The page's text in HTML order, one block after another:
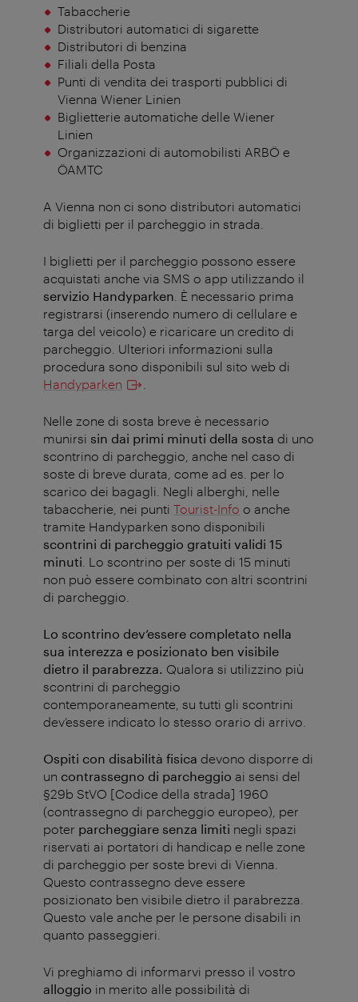
Tabaccherie
Distributori automatici di sigarette
Distributori di benzina
Filiali della Posta
Punti di vendita dei trasporti pubblici di
Vienna Wiener Linien
Biglietterie automatiche delle Wiener
Linien
Organizzazioni di automobilisti ARBÖ e
ÖAMTC
A Vienna non ci sono distributori automatici
di biglietti per il parcheggio in strada.
I biglietti per il parcheggio possono essere
acquistati anche via SMS o app utilizzando il
servizio Handyparken . È necessario prima
registrarsi (inserendo numero di cellulare e
targa del veicolo) e ricaricare un credito di
parcheggio. Ulteriori informazioni sulla
procedura sono disponibili sul sito web di
Handyparken
Nelle zone di sosta breve è necessario
munirsi sin dai primi minuti della sosta di uno
scontrino di parcheggio, anche nel caso di
soste di breve durata, come ad es. per lo
scarico dei bagagli. Negli alberghi, nelle
tabaccherie, nei punti Tourist-Info o anche
tramite Handyparken sono disponibili
scontrini di parcheggio gratuiti validi 15
minuti . Lo scontrino per soste di 15 minuti
non può essere combinato con altri scontrini
di parcheggio.
Lo scontrino dev’essere completato nella
sua interezza e posizionato ben visibile
dietro il parabrezza. Qualora si utilizzino più
scontrini di parcheggio
contemporaneamente, su tutti gli scontrini
dev’essere indicato lo stesso orario di arrivo.
Ospiti con disabilità fisica devono disporre di
un contrassegno di parcheggio ai sensi del
§29b StVO [Codice della strada] 1960
(contrassegno di parcheggio europeo), per
poter parcheggiare senza limiti negli spazi
riservati ai portatori di handicap e nelle zone
di parcheggio per soste brevi di Vienna.
Questo contrassegno deve essere
posizionato ben visibile dietro il parabrezza.
Questo vale anche per le persone disabili in
quanto passeggieri.
Vi preghiamo di informarvi presso il vostro
alloggio in merito alle possibilità di